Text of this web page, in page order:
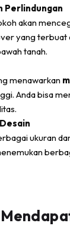
Perlindungan
akan
yang terbuat
tanah.
menawarkan
Anda bisa
ukuran